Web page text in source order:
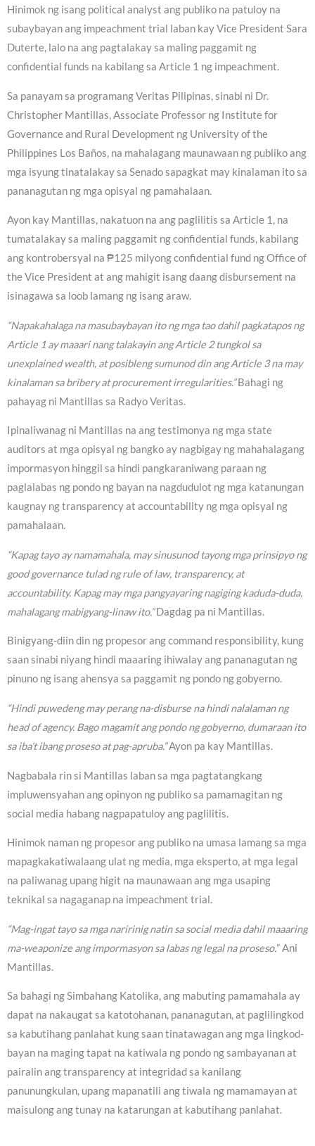
Hinimok ng isang political analyst ang publiko na patuloy na
subaybayan ang impeachment trial laban kay Vice President Sara
Duterte, lalo na ang pagtalakay sa maling paggamit ng
confidential funds na kabilang sa Article 1 ng impeachment.
Sa panayam sa programang Veritas Pilipinas, sinabi ni Dr.
Christopher Mantillas, Associate Professor ng Institute for
Governance and Rural Development ng University of the
Philippines Los Baños, na mahalagang maunawaan ng publiko ang
mga isyung tinatalakay sa Senado sapagkat may kinalaman ito sa
pananagutan ng mga opisyal ng pamahalaan.
Ayon kay Mantillas, nakatuon na ang paglilitis sa Article 1, na
tumatalakay sa maling paggamit ng confidential funds, kabilang
ang kontrobersyal na ₱125 milyong confidential fund ng Office of
the Vice President at ang mahigit isang daang disbursement na
isinagawa sa loob lamang ng isang araw.
“Napakahalaga na masubaybayan ito ng mga tao dahil pagkatapos ng
Article 1 ay maaari nang talakayin ang Article 2 tungkol sa
unexplained wealth, at posibleng sumunod din ang Article 3 na may
kinalaman sa bribery at procurement irregularities.”Bahagi ng
pahayag ni Mantillas sa Radyo Veritas.
Ipinaliwanag ni Mantillas na ang testimonya ng mga state
auditors at mga opisyal ng bangko ay nagbigay ng mahahalagang
impormasyon hinggil sa hindi pangkaraniwang paraan ng
paglalabas ng pondo ng bayan na nagdudulot ng mga katanungan
kaugnay ng transparency at accountability ng mga opisyal ng
pamahalaan.
“Kapag tayo ay namamahala, may sinusunod tayong mga prinsipyo ng
good governance tulad ng rule of law, transparency, at
accountability. Kapag may mga pangyayaring nagiging kaduda-duda,
mahalagang mabigyang-linaw ito.”Dagdag pa ni Mantillas.
Binigyang-diin din ng propesor ang command responsibility, kung
saan sinabi niyang hindi maaaring ihiwalay ang pananagutan ng
pinuno ng isang ahensya sa paggamit ng pondo ng gobyerno.
“Hindi puwedeng may perang na-disburse na hindi nalalaman ng
head of agency. Bago magamit ang pondo ng gobyerno, dumaraan ito
sa iba’t ibang proseso at pag-apruba.”Ayon pa kay Mantillas.
Nagbabala rin si Mantillas laban sa mga pagtatangkang
impluwensyahan ang opinyon ng publiko sa pamamagitan ng
social media habang nagpapatuloy ang paglilitis.
Hinimok naman ng propesor ang publiko na umasa lamang sa mga
mapagkakatiwalaang ulat ng media, mga eksperto, at mga legal
na paliwanag upang higit na maunawaan ang mga usaping
teknikal sa nagaganap na impeachment trial.
“Mag-ingat tayo sa mga naririnig natin sa social media dahil maaaring
ma-weaponize ang impormasyon sa labas ng legal na proseso.” Ani
Mantillas.
Sa bahagi ng Simbahang Katolika, ang mabuting pamamahala ay
dapat na nakaugat sa katotohanan, pananagutan, at paglilingkod
sa kabutihang panlahat kung saan tinatawagan ang mga lingkod-
bayan na maging tapat na katiwala ng pondo ng sambayanan at
pairalin ang transparency at integridad sa kanilang
panunungkulan, upang mapanatili ang tiwala ng mamamayan at
maisulong ang tunay na katarungan at kabutihang panlahat.